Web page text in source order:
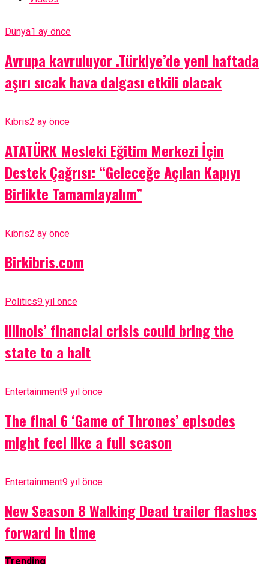
Dünya1 ay önce
Avrupa kavruluyor .Türkiye’de yeni haftada
aşırı sıcak hava dalgası etkili olacak
Kıbrıs2 ay önce
ATATÜRK Mesleki Eğitim Merkezi İçin
Destek Çağrısı: “Geleceğe Açılan Kapıyı
Birlikte Tamamlayalım”
Kıbrıs2 ay önce
Birkibris.com
Politics9 yıl önce
Illinois’ financial crisis could bring the
state to a halt
Entertainment9 yıl önce
The final 6 ‘Game of Thrones’ episodes
might feel like a full season
Entertainment9 yıl önce
New Season 8 Walking Dead trailer flashes
forward in time
Trending